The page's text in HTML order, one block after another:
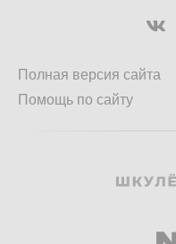
Полная версия сайта
Помощь по сайту